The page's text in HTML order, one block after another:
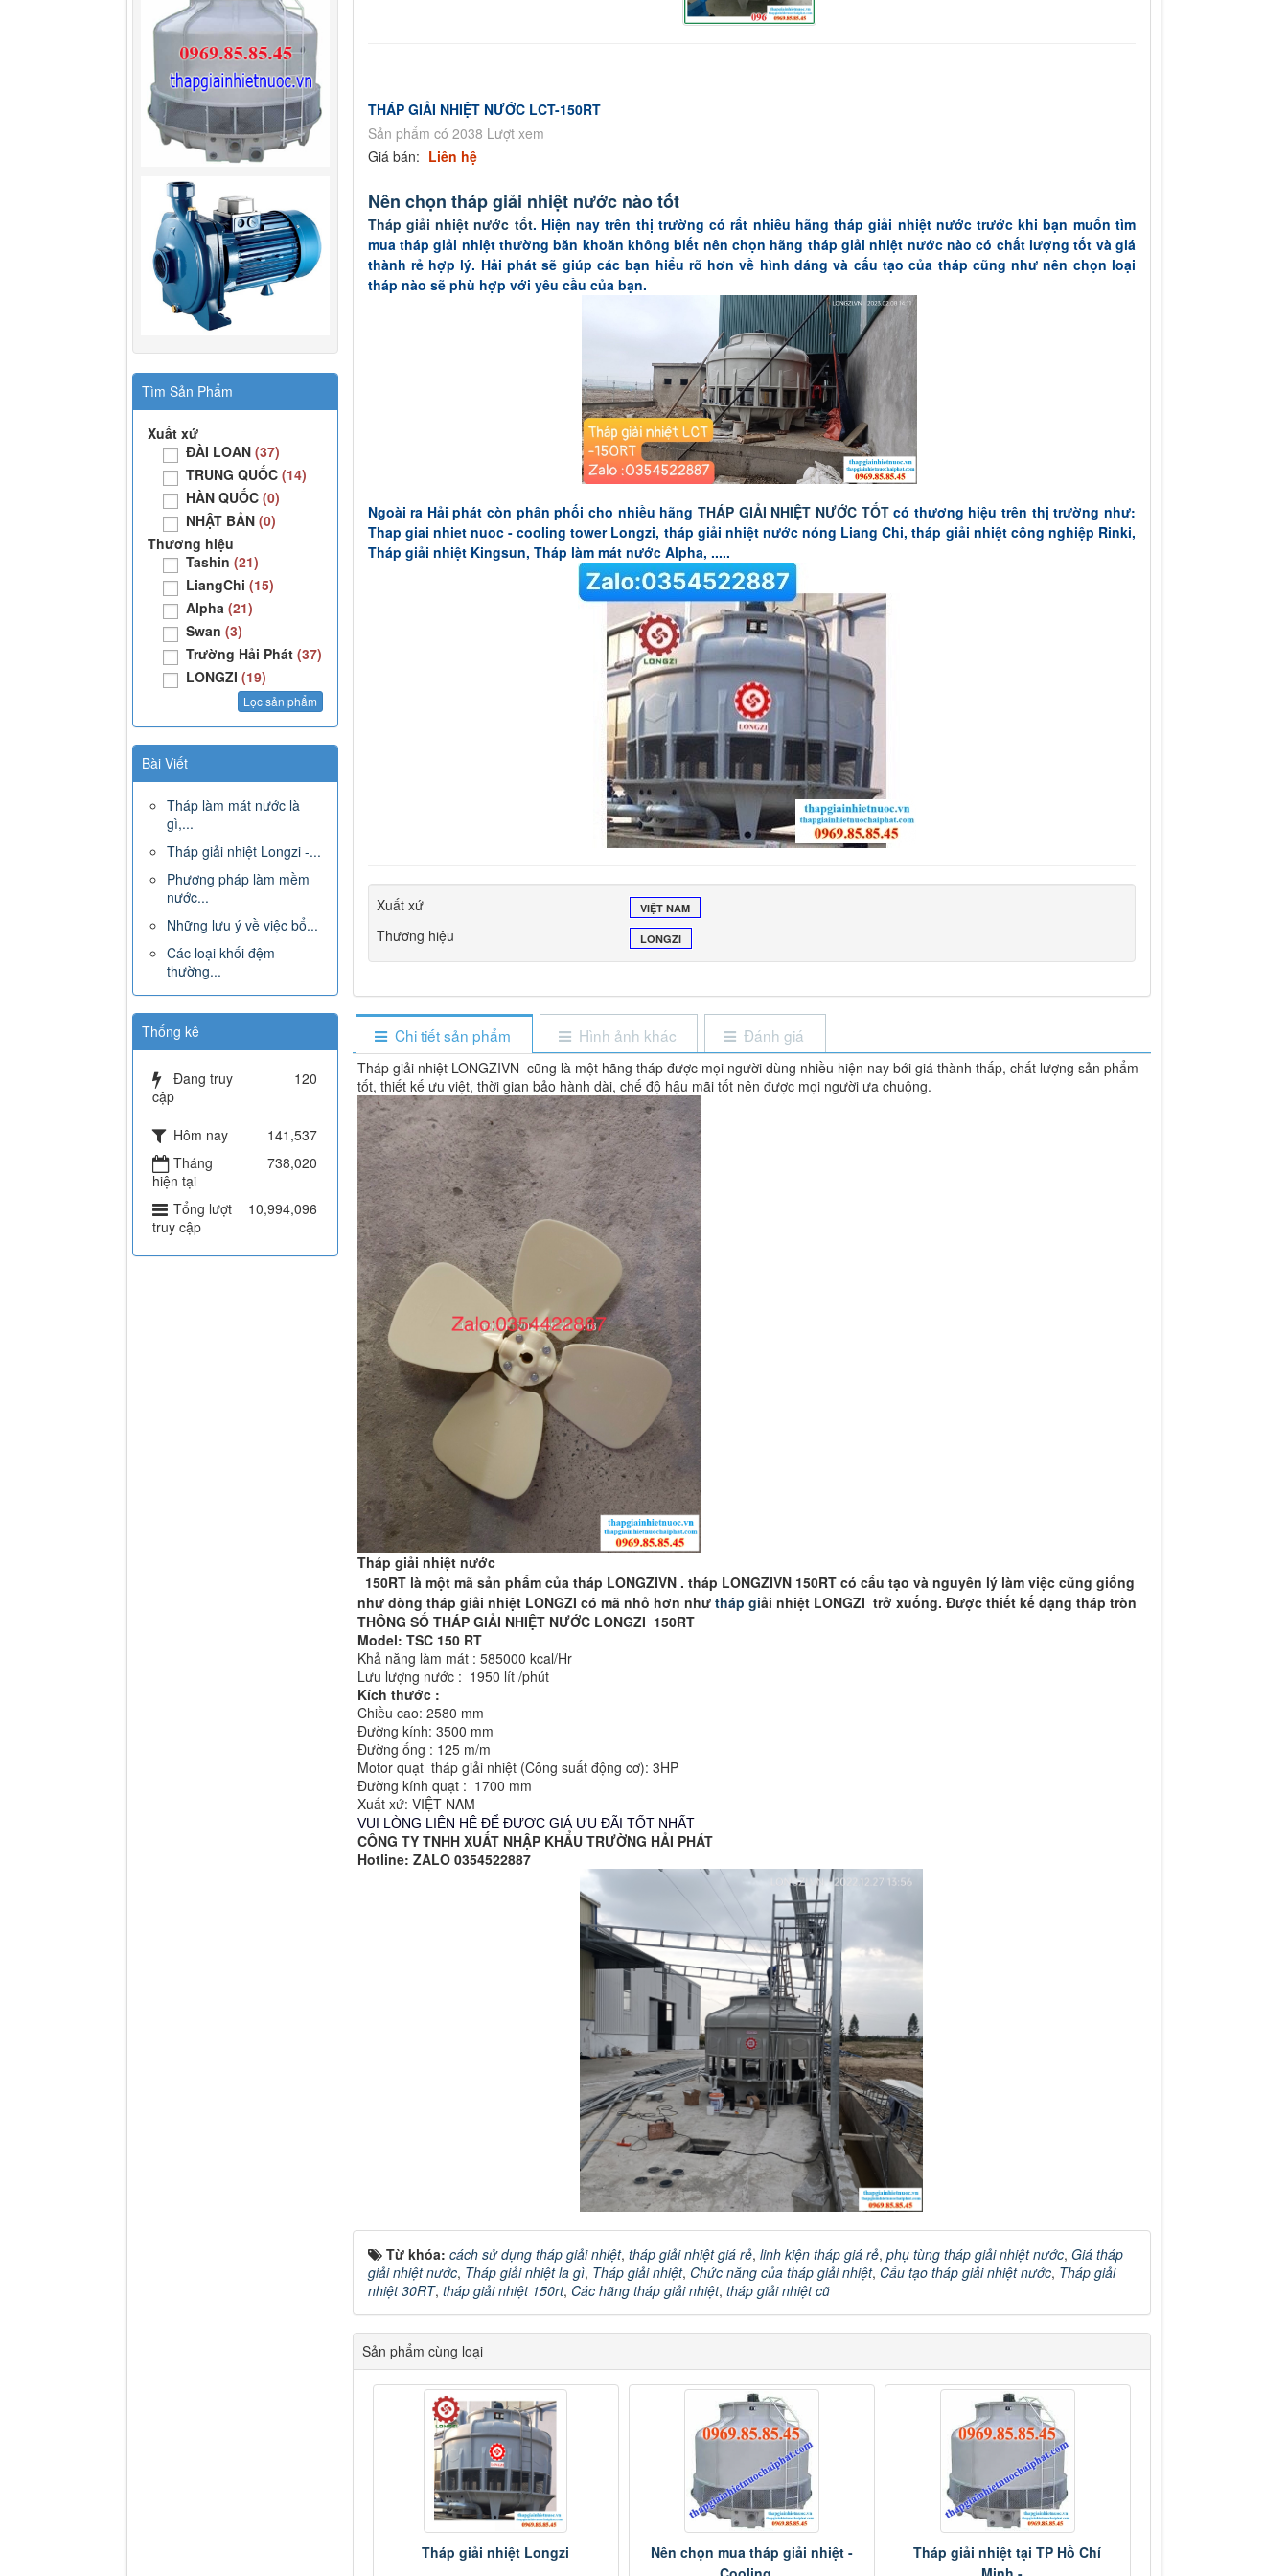
THÁP GIẢI NHIỆT NƯỚC LCT-150RT
Sản phẩm có 2038 Lượt xem
Giá bán: Liên hệ
Nên chọn tháp giải nhiệt nước nào tốt
Tháp giải nhiệt nước tốt. Hiện nay trên thị trường có rất nhiều hãng tháp giải nhiệt nước trước khi bạn muốn tìm
mua tháp giải nhiệt thường băn khoăn không biết nên chọn hãng tháp giải nhiệt nước nào có chất lượng tốt và giá
thành rẻ hợp lý. Hải phát sẽ giúp các bạn hiểu rõ hơn về hình dáng và cấu tạo của tháp cũng như nên chọn loại
tháp nào sẽ phù hợp với yêu cầu của bạn.
Ngoài ra Hải phát còn phân phối cho nhiều hãng THÁP GIẢI NHIỆT NƯỚC TỐTcó thương hiệu trên thị trường như:
Thap giai nhiet nuoc - cooling tower Longzi, tháp giải nhiệt nước nóng Liang Chi, tháp giải nhiệt công nghiệp Rinki,
Tháp giải nhiệt Kingsun, Tháp làm mát nước Alpha, .....
Xuất xứ VIỆT NAM
Thương hiệu LONGZI
Chi tiết sản phẩm Hình ảnh khác Đánh giá
Tháp giải nhiệt LONGZIVN cũng là một hãng tháp được mọi người dùng nhiều hiện nay bới giá thành thấp, chất lượng sản phẩm
tốt, thiết kế ưu việt, thời gian bảo hành dài, chế độ hậu mãi tốt nên được mọi người ưa chuộng.
Tháp giải nhiệt nước
150RT là một mã sản phẩm của tháp LONGZIVN . tháp LONGZIVN 150RT có cấu tạo và nguyên lý làm việc cũng giống
như dòng tháp giải nhiệt LONGZI có mã nhỏ hơn như tháp giải nhiệt LONGZI trở xuống. Được thiết kế dạng tháp tròn
THÔNG SỐ THÁP GIẢI NHIỆT NƯỚC LONGZI 150RT
Model: TSC 150 RT
Khả năng làm mát : 585000 kcal/Hr
Lưu lượng nước : 1950 lít /phút
Kích thước :
Chiều cao: 2580 mm
Đường kính: 3500 mm
Đường ống : 125 m/m
Motor quạt tháp giải nhiệt (Công suất động cơ): 3HP
Đường kính quạt : 1700 mm
Xuất xứ: VIỆT NAM
VUI LÒNG LIÊN HỆ ĐỂ ĐƯỢC GIÁ ƯU ĐÃI TỐT NHẤT
CÔNG TY TNHH XUẤT NHẬP KHẨU TRƯỜNG HẢI PHÁT
Hotline: ZALO 0354522887
Từ khóa: cách sử dụng tháp giải nhiệt, tháp giải nhiệt giá rẻ, linh kiện tháp giá rẻ, phụ tùng tháp giải nhiệt nước, Giá tháp
giải nhiệt nước, Tháp giải nhiệt la gì, Tháp giải nhiệt, Chức năng của tháp giải nhiệt, Cấu tạo tháp giải nhiệt nước, Tháp giải
nhiệt 30RT, tháp giải nhiệt 150rt, Các hãng tháp giải nhiệt, tháp giải nhiệt cũ
Sản phẩm cùng loại
Tháp giải nhiệt Longzi
Nên chọn mua tháp giải nhiệt -
Tháp giải nhiệt tại TP Hồ Chí
Tìm Sản Phẩm
Xuất xứ
ĐÀI LOAN (37)
TRUNG QUỐC (14)
HÀN QUỐC (0)
NHẬT BẢN (0)
Thương hiệu
Tashin (21)
LiangChi (15)
Alpha (21)
Swan (3)
Trường Hải Phát (37)
LONGZI (19)
Bài Viết
Tháp làm mát nước là
gì,...
Tháp giải nhiệt Longzi -...
Phương pháp làm mềm
nước...
Những lưu ý về việc bổ...
Các loại khối đệm
thường...
Thống kê
Đang truy
cập
120
Hôm nay
141,537
Tháng
hiện tại
738,020
Tổng lượt
truy cập
10,994,096